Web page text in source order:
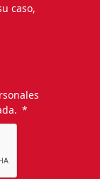
caso,